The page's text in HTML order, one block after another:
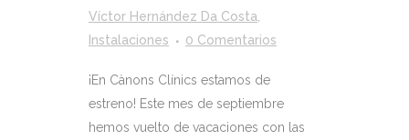
Víctor Hernández Da Costa
Instalaciones
0 Comentarios
¡En Cànons Clínics estamos de
estreno! Este mes de septiembre
hemos vuelto de vacaciones con las